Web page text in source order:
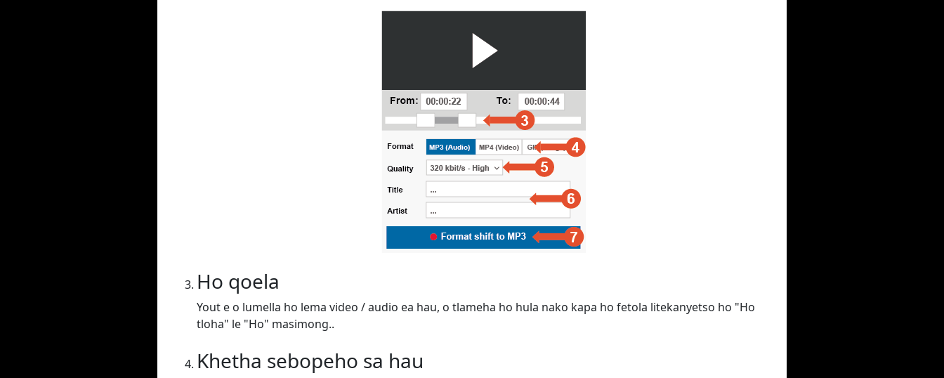
Ho qoela
Yout e o lumella ho lema video / audio ea hau, o tlameha ho hula nako kapa ho fetola litekanyetso ho "Ho
tloha" le "Ho" masimong..
Khetha sebopeho sa hau